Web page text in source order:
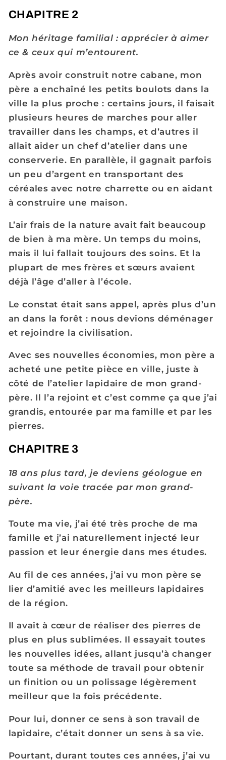
CHAPITRE 2
Mon héritage familial : apprécier à aimer
ce & ceux qui m’entourent.
Après avoir construit notre cabane, mon
père a enchaîné les petits boulots dans la
ville la plus proche : certains jours, il faisait
plusieurs heures de marches pour aller
travailler dans les champs, et d’autres il
allait aider un chef d’atelier dans une
conserverie. En parallèle, il gagnait parfois
un peu d’argent en transportant des
céréales avec notre charrette ou en aidant
à construire une maison.
L’air frais de la nature avait fait beaucoup
de bien à ma mère. Un temps du moins,
mais il lui fallait toujours des soins. Et la
plupart de mes frères et sœurs avaient
déjà l’âge d’aller à l’école.
Le constat était sans appel, après plus d’un
an dans la forêt : nous devions déménager
et rejoindre la civilisation.
Avec ses nouvelles économies, mon père a
acheté une petite pièce en ville, juste à
côté de l’atelier lapidaire de mon grand-
père. Il l’a rejoint et c’est comme ça que j’ai
grandis, entourée par ma famille et par les
pierres.
CHAPITRE 3
18 ans plus tard, je deviens géologue en
suivant la voie tracée par mon grand-
père.
Toute ma vie, j’ai été très proche de ma
famille et j’ai naturellement injecté leur
passion et leur énergie dans mes études.
Au fil de ces années, j’ai vu mon père se
lier d’amitié avec les meilleurs lapidaires
de la région.
Il avait à cœur de réaliser des pierres de
plus en plus sublimées. Il essayait toutes
les nouvelles idées, allant jusqu’à changer
toute sa méthode de travail pour obtenir
un finition ou un polissage légèrement
meilleur que la fois précédente.
Pour lui, donner ce sens à son travail de
lapidaire, c’était donner un sens à sa vie.
Pourtant, durant toutes ces années, j’ai vu